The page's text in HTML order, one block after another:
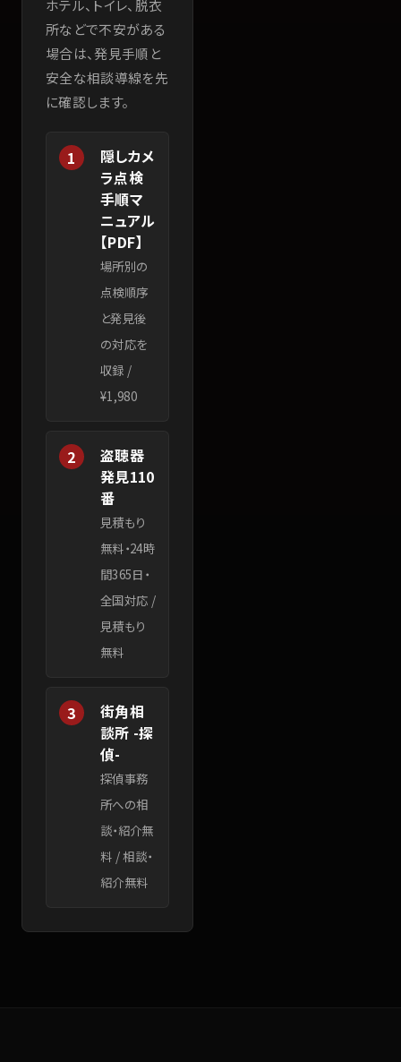
ホテル、トイレ、脱衣
所などで不安がある
場合は、発見手順と
安全な相談導線を先
に確認します。
1
隠しカメ
ラ点検
手順マ
ニュアル
【PDF】
場所別の
点検順序
と発見後
の対応を
収録 /
¥1,980
2
盗聴器
発見110
番
見積もり
無料・24時
間365日・
全国対応 /
見積もり
無料
3
街角相
談所 -探
偵-
探偵事務
所への相
談・紹介無
料 /相談・
紹介無料